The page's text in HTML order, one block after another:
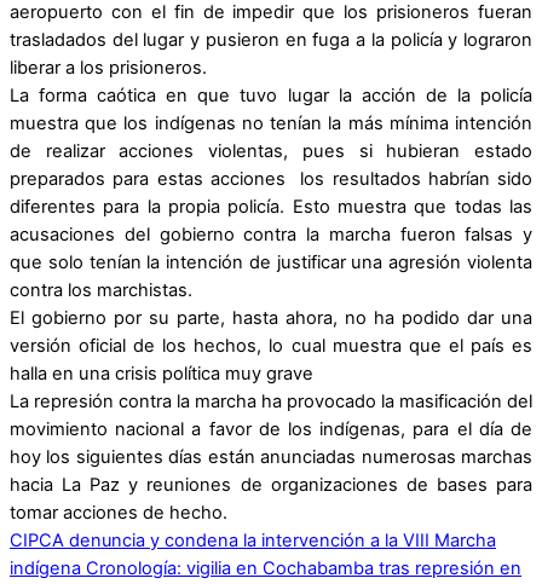
aeropuerto con el fin de impedir que los prisioneros fueran
trasladados del lugar y pusieron en fuga a la policía y lograron
liberar a los prisioneros.
La forma caótica en que tuvo lugar la acción de la policía
muestra que los indígenas no tenían la más mínima intención
de realizar acciones violentas, pues si hubieran estado
preparados para estas acciones los resultados habrían sido
diferentes para la propia policía. Esto muestra que todas las
acusaciones del gobierno contra la marcha fueron falsas y
que solo tenían la intención de justificar una agresión violenta
contra los marchistas.
El gobierno por su parte, hasta ahora, no ha podido dar una
versión oficial de los hechos, lo cual muestra que el país es
halla en una crisis política muy grave
La represión contra la marcha ha provocado la masificación del
movimiento nacional a favor de los indígenas, para el día de
hoy los siguientes días están anunciadas numerosas marchas
hacia La Paz y reuniones de organizaciones de bases para
tomar acciones de hecho.
CIPCA denuncia y condena la intervención a la VIII Marcha
indígena Cronología: vigilia en Cochabamba tras represión en